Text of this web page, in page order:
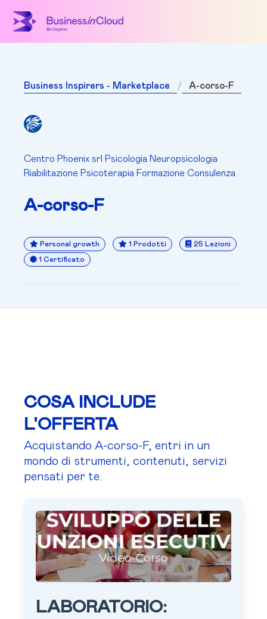
Business Inspirers - Marketplace A-corso-F
Centro Phoenix srl Psicologia Neuropsicologia
Riabilitazione Psicoterapia Formazione Consulenza
A-corso-F
Personal growth 1 Prodotti 25 Lezioni
1 Certificato
COSA INCLUDE
L'OFFERTA
Acquistando A-corso-F, entri in un
mondo di strumenti, contenuti, servizi
pensati per te.
LABORATORIO: